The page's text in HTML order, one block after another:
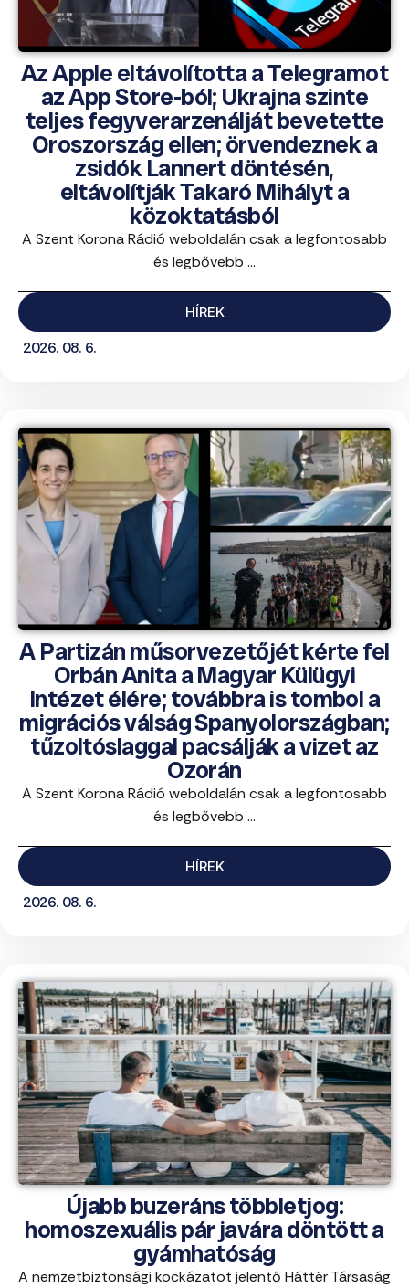
Az Apple eltávolította a Telegramot
az App Store-ból; Ukrajna szinte
teljes fegyverarzenálját bevetette
Oroszország ellen; örvendeznek a
zsidók Lannert döntésén,
eltávolítják Takaró Mihályt a
közoktatásból
A Szent Korona Rádió weboldalán csak a legfontosabb
és legbővebb ...
HÍREK
2026. 08. 6.
A Partizán műsorvezetőjét kérte fel
Orbán Anita a Magyar Külügyi
Intézet élére; továbbra is tombol a
migrációs válság Spanyolországban;
tűzoltóslaggal pacsálják a vizet az
Ozorán
A Szent Korona Rádió weboldalán csak a legfontosabb
és legbővebb ...
HÍREK
2026. 08. 6.
Újabb buzeráns többletjog:
homoszexuális pár javára döntött a
gyámhatóság
A nemzetbiztonsági kockázatot jelentő Háttér Társaság